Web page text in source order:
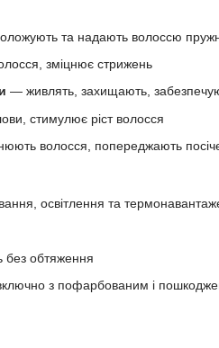
та надають волоссю
зміцнює стрижень
— живлять, захищають,
стимулює ріст волосся
волосся, попереджають
освітлення та
без обтяження
включно з пофарбованим і